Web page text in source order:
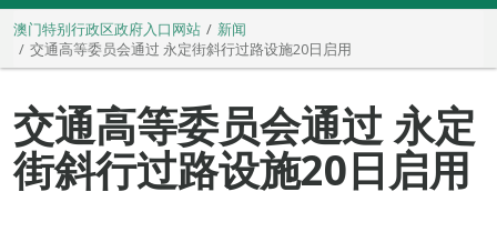
澳门特别行政区政府入口网站
新闻
交通高等委员会通过 永定街斜行过路设施20日启用
交通高等委员会通过 永定
街斜行过路设施20日启用